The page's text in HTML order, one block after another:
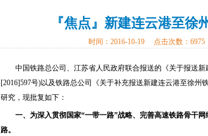
『焦点』新建连云港至徐
时间： 2016-10-19点击次数： 6975
中国铁路总公司、江苏省人民政府联合报送的《关于报送新
[2016]597号)以及铁路总公司《关于补充报送新建连云港至徐
研究，现批复如下：
一、为深入贯彻国家“一带一路”战略、完善高速铁路骨干
路。